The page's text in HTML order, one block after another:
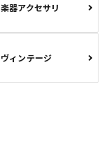
楽器アクセサリ
ヴィンテージ